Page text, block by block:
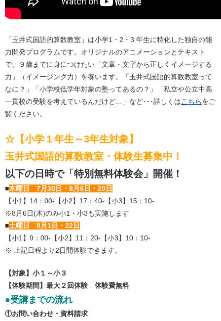
「玉井式国語的算数教室」は小学1・2・3 年生に特化した独自の能
力開発プログラムです。オリジナルのアニメーションとテキスト
で、９歳までに身につけたい「文章・文字から正しくイメージする
力」（イメージング力）を養います。「玉井式国語的算数教室って
なに？」「小学校低学年対象の塾ってあるの？」「私立や公立中高
一貫校の受験を考えているんだけど…」など･･･詳しくはこちらをご
覧ください。
☆【小学１年生～3年生対象】
玉井式国語的算数教室・体験生募集中！
以下の日時で「特別無料体験会」開催！
■木曜日 7月30日・8月6日・20日
【小1】14：00-【小2】17：40-【小3】15：10-
※8月6日(木)のみ小1・小3も実施します
■土曜日 8月1日・22日
【小1】9：00-【小2】11：20-【小3】10：10-
※ 上記日程より2日間体験できます。
【対象】小１～小３
【体験期間】最大２回体験 体験費無料
●受講までの流れ
①お問い合わせ・資料請求